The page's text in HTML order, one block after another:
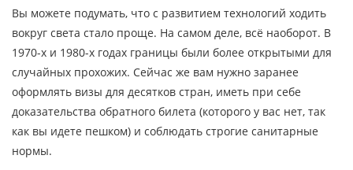
Вы можете подумать, что с развитием технологий ходить
вокруг света стало проще. На самом деле, всё наоборот. В
1970-х и 1980-х годах границы были более открытыми для
случайных прохожих. Сейчас же вам нужно заранее
оформлять визы для десятков стран, иметь при себе
доказательства обратного билета (которого у вас нет, так
как вы идете пешком) и соблюдать строгие санитарные
нормы.